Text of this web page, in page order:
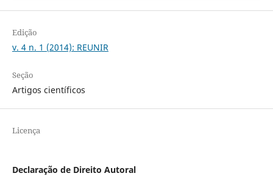
Edição
v. 4 n. 1 (2014): REUNIR
Seção
Artigos científicos
Licença
Declaração de Direito Autoral